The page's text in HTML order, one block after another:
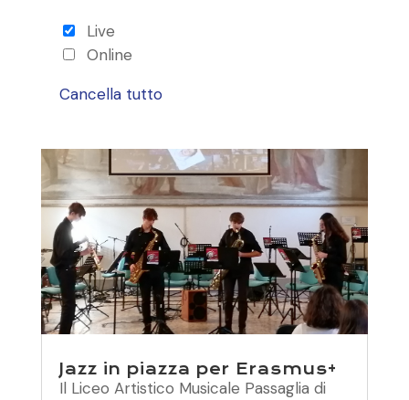
Live
Online
Cancella tutto
Jazz in piazza per Erasmus+
Il Liceo Artistico Musicale Passaglia di